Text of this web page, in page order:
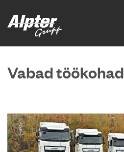
Vabad töökohad